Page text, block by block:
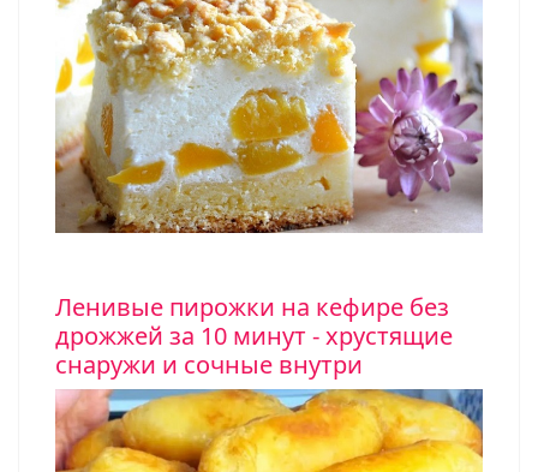
Ленивые пирожки на кефире без
дрожжей за 10 минут - хрустящие
снаружи и сочные внутри